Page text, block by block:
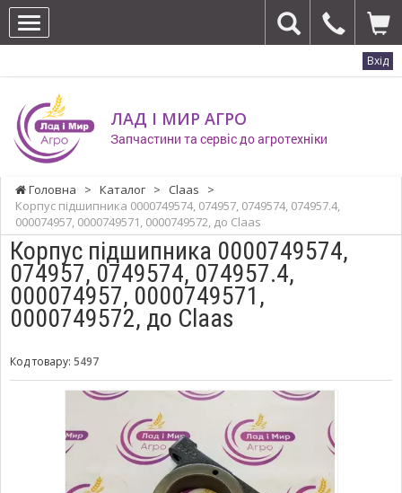
Вхід
ЛАД І МИР АГРО
Запчастини та сервіс до агротехніки
Головна > Каталог > Claas
>
Корпус підшипника 0000749574, 074957, 0749574, 074957.4,
000074957, 0000749571, 0000749572, до Claas
Корпус підшипника 0000749574,
074957, 0749574, 074957.4,
000074957, 0000749571,
0000749572, до Claas
Код товару: 5497